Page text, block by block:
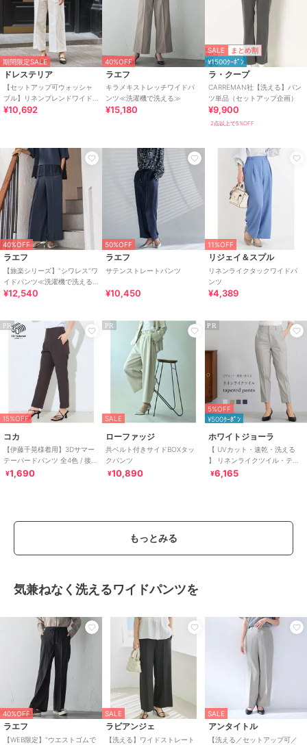
期間限定SALE
ドレステリア
【セットアップ可ウォッシャ
ブル】リネンブレンドワイド
パンツ
¥10,692
40%OFF
ラエフ
キラメキストレッチワイドパ
ンツ≪洗濯機で洗える≫
¥15,180
SALE まとめ割
¥1500ｸｰﾎﾟﾝ
ラ・クープ
CARREMAN社【洗える】パン
ツ単品（セットアップ企画）
¥9,900
2点以上で5%OFF
40%OFF
ラエフ
【旅楽シリーズ】”シワレス”ワ
イドパンツ≪洗濯機で洗える
≫
¥12,540
50%OFF
ラエフ
サテンストレートパンツ
¥10,450
11%OFF
リジェイ＆スプル
リネンライクタックワイドパ
ンツ
¥4,389
PR
15%OFF
コカ
【伊藤千晃様着用】3Dサマー
テーパードパンツ 全4色 / 接触
冷感・シワになりにくい
¥1,690
PR
SALE
ローファッジ
共ベルト付きサイドBOXタッ
クパンツ
¥10,890
PR
5%OFF
¥500ｸｰﾎﾟﾝ
ホワイトジョーラ
【 UVカット・速乾・洗える
】 リネンライクツイル・テー
パードパンツ
¥6,165
もっとみる
気兼ねなく洗えるワイドパンツを
40%OFF
ラエフ
【WEB限定】”ウエストゴムで
SALE
ラビアンジェ
【洗える】ワイドストレート
SALE
アンタイトル
【洗える／セットアップ可／